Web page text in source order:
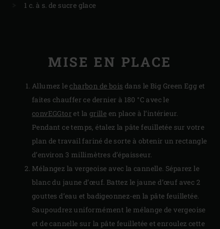
1 c. à s. de sucre glace
MISE EN PLACE
Allumez lecharbon de bois dans le Big Green Egg et
faites chauffer ce dernier à 180 °C avec le
convEGGtor et la grille en place à l’intérieur.
Pendant ce temps, étalez la pâte feuilletée sur votre
plan de travail fariné de sorte à obtenir un rectangle
d’environ 3 millimètres d’épaisseur.
Mélangez la vergeoise avec la cannelle. Séparez le
blanc du jaune d’œuf. Battez le jaune d’œuf avec 2
gouttes d’eau et badigeonnez-en la pâte feuilletée.
Saupoudrez uniformément le mélange de vergeoise
et de cannelle sur la pâte feuilletée et enroulez cette